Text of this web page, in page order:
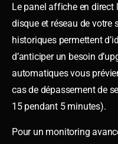
Le panel affiche en direct
disque et réseau de votre
historiques permettent
d’anticiper un besoin
automatiques vous
cas de dépassement de
15 pendant 5 minutes).
Pour un monitoring